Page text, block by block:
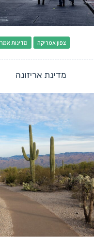
מדינות צפון אמריקה
מדינת אריזונה